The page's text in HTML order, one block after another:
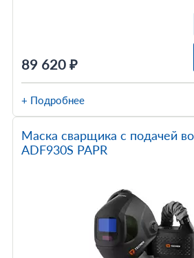
89 620 ₽
+ Подробнее
Маска сварщика с подачей
ADF930S PAPR